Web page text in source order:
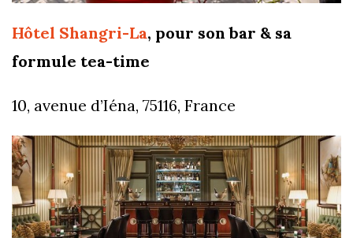
Hôtel Shangri-La, pour son bar & sa
formule tea-time
10, avenue d’Iéna, 75116, France